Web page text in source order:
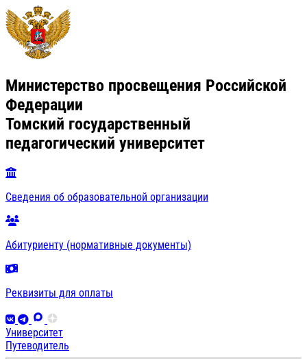
Министерство просвещения Российской
Федерации
Томский государственный
педагогический университет
Сведения об образовательной организации
Абитуриенту (нормативные документы)
Реквизиты для оплаты
Университет
Путеводитель